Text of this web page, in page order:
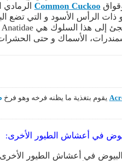
Common Cuckoo
ذات الرأس الأسود و التي تضع
الأسماك و حتى
يقوم بتغذية ما يظنه فرخه وهو فرخ
في أعشاش الطيور الأخرى:
في أعشاش الطيور الأخرى